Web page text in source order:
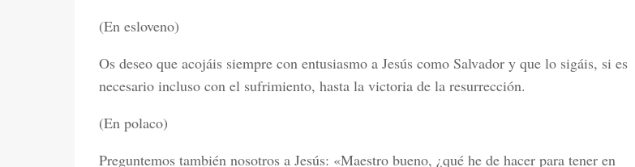
(En esloveno)
Os deseo que acojáis siempre con entusiasmo a Jesús como Salvador y que lo sigáis, si es
necesario incluso con el sufrimiento, hasta la victoria de la resurrección.
(En polaco)
Preguntemos también nosotros a Jesús: «Maestro bueno, ¿qué he de hacer para tener en